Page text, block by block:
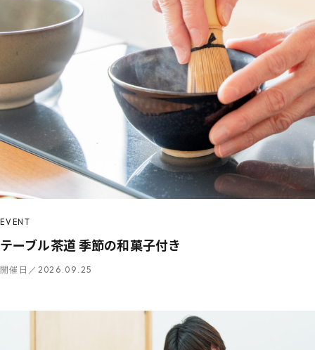
EVENT
テーブル茶道 季節の和菓子付き
開催日／2026.09.25